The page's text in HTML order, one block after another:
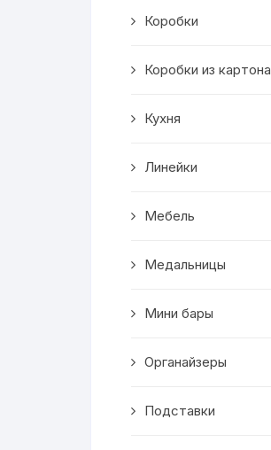
Транспорт
Скворечники
Коробки
Коробки из картона
Кухня
Линейки
Мебель
Медальницы
Мини бары
Органайзеры
Подставки